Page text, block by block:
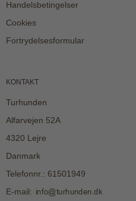
Handelsbetingelser
Cookies
Fortrydelsesformular
KONTAKT
Turhunden
Alfarvejen 52A
4320 Lejre
Danmark
Telefonnr. : 61501949
E-mail: